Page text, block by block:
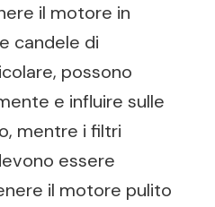
il motore in
candele di
possono
e influire sulle
mentre i filtri
essere
il motore pulito